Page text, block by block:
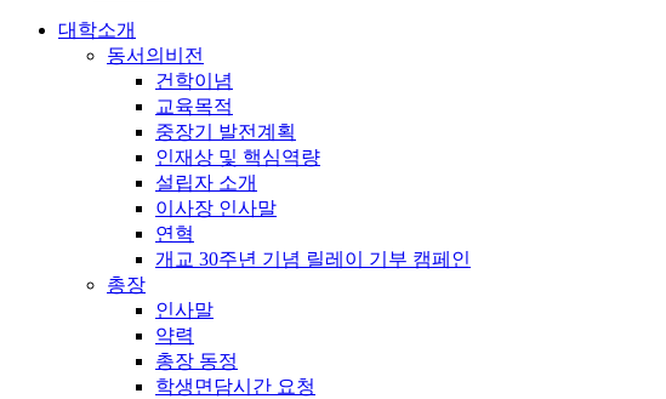
대학소개
동서의비전
건학이념
교육목적
중장기 발전계획
인재상 및 핵심역량
설립자 소개
이사장 인사말
연혁
개교 30주년 기념 릴레이 기부 캠페인
총장
인사말
약력
총장 동정
학생면담시간 요청